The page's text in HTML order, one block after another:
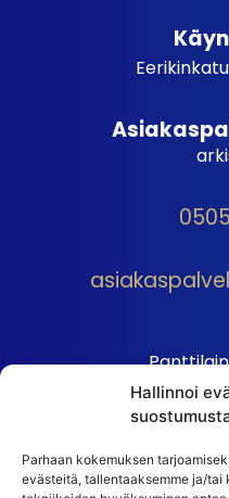
Hallinnoi
Parhaan kokemuksen
evästeitä, tallentaaksemme ja/tai